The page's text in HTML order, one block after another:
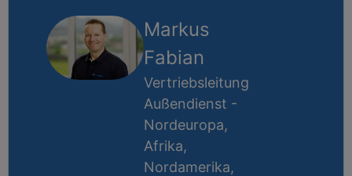
Markus
Fabian
Vertriebsleitung
Außendienst -
Nordeuropa,
Afrika,
Nordamerika,